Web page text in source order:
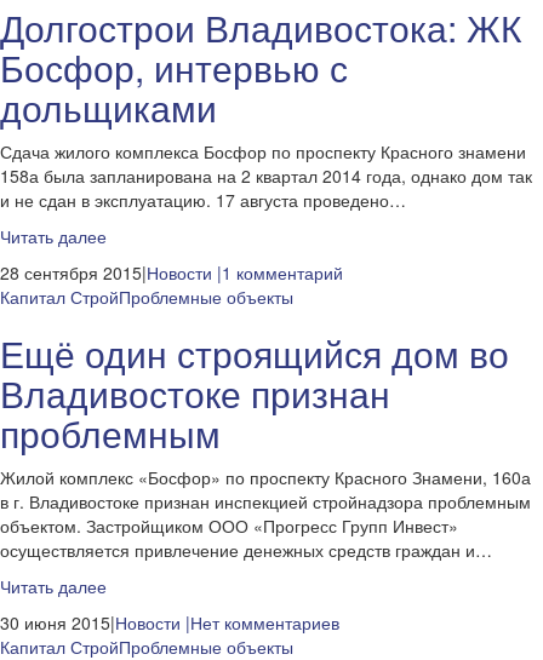
Долгострои Владивостока: ЖК
Босфор, интервью с
дольщиками
Сдача жилого комплекса Босфор по проспекту Красного знамени
158а была запланирована на 2 квартал 2014 года, однако дом так
и не сдан в эксплуатацию. 17 августа проведено…
Читать далее
28 сентября 2015|Новости |1 комментарий
Капитал СтройПроблемные объекты
Ещё один строящийся дом во
Владивостоке признан
проблемным
Жилой комплекс «Босфор» по проспекту Красного Знамени, 160а
в г. Владивостоке признан инспекцией стройнадзора проблемным
объектом. Застройщиком ООО «Прогресс Групп Инвест»
осуществляется привлечение денежных средств граждан и…
Читать далее
30 июня 2015|Новости |Нет комментариев
Капитал СтройПроблемные объекты